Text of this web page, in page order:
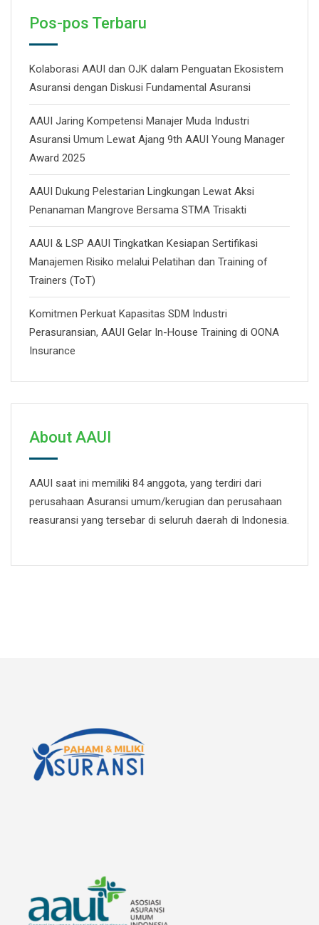
Pos-pos Terbaru
Kolaborasi AAUI dan OJK dalam Penguatan Ekosistem
Asuransi dengan Diskusi Fundamental Asuransi
AAUI Jaring Kompetensi Manajer Muda Industri
Asuransi Umum Lewat Ajang 9th AAUI Young Manager
Award 2025
AAUI Dukung Pelestarian Lingkungan Lewat Aksi
Penanaman Mangrove Bersama STMA Trisakti
AAUI & LSP AAUI Tingkatkan Kesiapan Sertifikasi
Manajemen Risiko melalui Pelatihan dan Training of
Trainers (ToT)
Komitmen Perkuat Kapasitas SDM Industri
Perasuransian, AAUI Gelar In-House Training di OONA
Insurance
About AAUI
AAUI saat ini memiliki 84 anggota, yang terdiri dari
perusahaan Asuransi umum/kerugian dan perusahaan
reasuransi yang tersebar di seluruh daerah di Indonesia.